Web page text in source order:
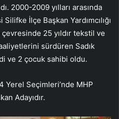
2000-2009 yılları arasında
İlçe Başkan Yardımcılığı
25 yıldır tekstil ve
sürdüren Sadık
ve 2 çocuk sahibi oldu.
Yerel Seçimleri’nde MHP
Adayıdır.